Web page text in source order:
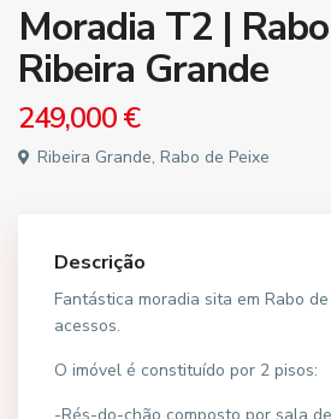
Moradia T2 |
Ribeira Grande
249,000 €
Ribeira Grande, Rabo de Peixe
Descrição
Fantástica moradia sita em Rabo
acessos.
O imóvel é constituído por 2 pisos: